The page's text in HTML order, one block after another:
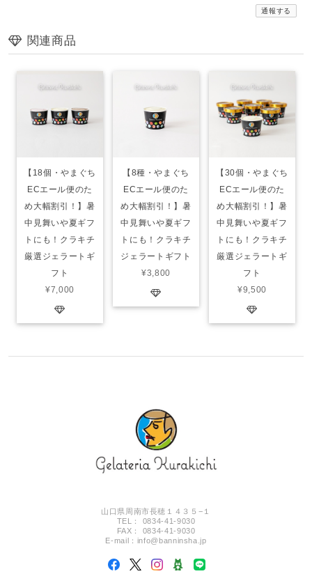
通報する
関連商品
【18個・やまぐち
ECエール便のた
め大幅割引！】暑
中見舞いや夏ギフ
トにも！クラキチ
厳選ジェラートギ
フト
¥7,000
【8種・やまぐち
ECエール便のた
め大幅割引！】暑
中見舞いや夏ギフ
トにも！クラキチ
ジェラートギフト
¥3,800
【30個・やまぐち
ECエール便のた
め大幅割引！】暑
中見舞いや夏ギフ
トにも！クラキチ
厳選ジェラートギ
フト
¥9,500
山口県周南市長穂１４３５−１
TEL： 0834-41-9030
FAX： 0834-41-9030
E-mail： info@banninsha.jp